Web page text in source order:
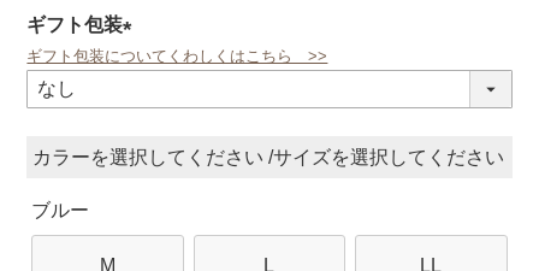
ギフト包装
(必
ギフト包装についてくわしくはこちら >>
カラー サイズ
ブルー
M
L
LL